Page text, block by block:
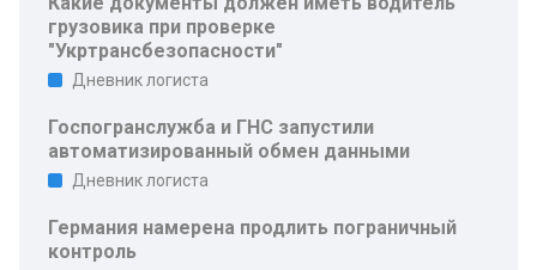
грузовика при проверке
"Укртрансбезопасности"
Дневник логиста
Госпогранслужба и ГНС запустили
автоматизированный обмен данными
Дневник логиста
Германия намерена продлить пограничный
контроль